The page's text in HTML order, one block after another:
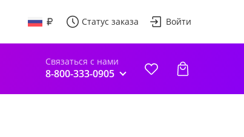
Статус заказа Войти
Связаться с нами
8-800-333-0905